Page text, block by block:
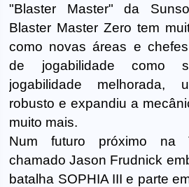
"Blaster Master" da
Blaster Master Zero tem
como novas áreas e
de jogabilidade como
jogabilidade melhorada,
robusto e expandiu a
muito mais.
Num futuro próximo na
chamado Jason Frudnick
batalha SOPHIA III e parte